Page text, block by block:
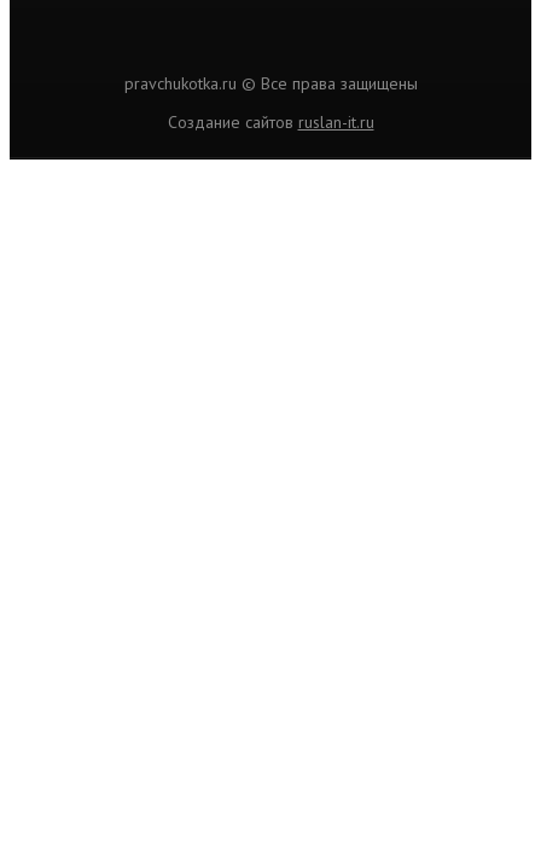
pravchukotka.ru © Все права защищены
Cоздание сайтов ruslan-it.ru